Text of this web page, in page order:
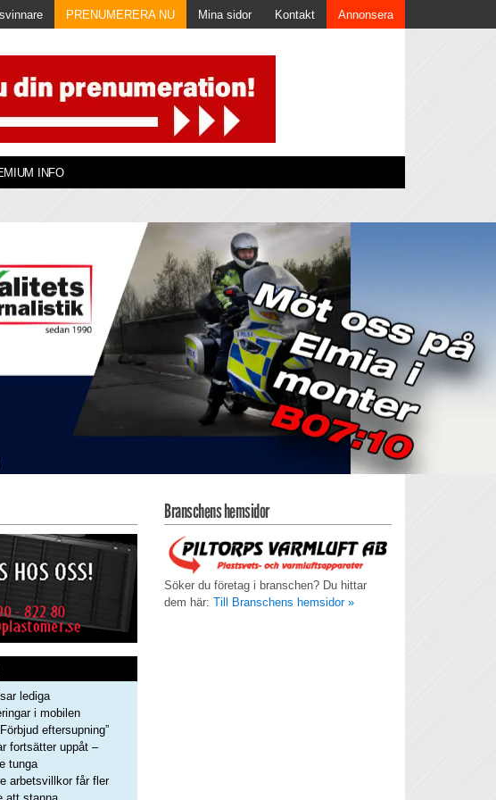
PRENUMERERA NU Mina sidor Kontakt Annonsera
INFO
lediga
i mobilen
eftersupning”
fortsätter uppåt –
tunga
arbetsvillkor får fler
Branschens hemsidor
Söker du företag i branschen? Du hittar
dem här: Till Branschens hemsidor »